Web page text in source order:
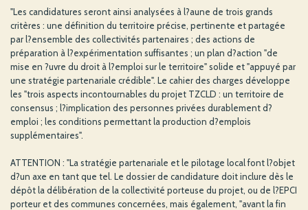
"Les candidatures seront ainsi analysées à l?aune de trois grands
critères : une définition du territoire précise, pertinente et partagée
par l?ensemble des collectivités partenaires ; des actions de
préparation à l?expérimentation suffisantes ; un plan d?action "de
mise en ?uvre du droit à l?emploi sur le territoire" solide et "appuyé par
une stratégie partenariale crédible". Le cahier des charges développe
les "trois aspects incontournables du projet TZCLD : un territoire de
consensus ; l?implication des personnes privées durablement d?
emploi ; les conditions permettant la production d?emplois
supplémentaires".
ATTENTION : "La stratégie partenariale et le pilotage local font l?objet
d?un axe en tant que tel. Le dossier de candidature doit inclure dès le
dépôt la délibération de la collectivité porteuse du projet, ou de l?EPCI
porteur et des communes concernées, mais également, "avant la fin